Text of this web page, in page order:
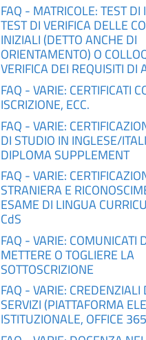
FAQ - MATRICOLE: TEST DI
TEST DI VERIFICA DELLE
INIZIALI (DETTO ANCHE DI
ORIENTAMENTO) O
VERIFICA DEI REQUISITI DI
FAQ - VARIE: CERTIFICATI
ISCRIZIONE, ECC.
FAQ - VARIE:
DI STUDIO IN INGLESE/
DIPLOMA SUPPLEMENT
FAQ - VARIE:
STRANIERA E
ESAME DI LINGUA
CdS
FAQ - VARIE: COMUNICATI
METTERE O TOGLIERE LA
SOTTOSCRIZIONE
FAQ - VARIE: CREDENZIALI
SERVIZI (PIATTAFORMA
ISTITUZIONALE, OFFICE